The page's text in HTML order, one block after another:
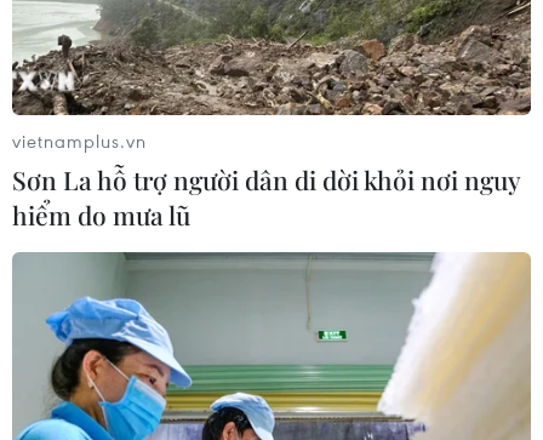
Xây dựng thương hiệu mạnh cho
doanh nghiệp Việt
03/08/2026 03:14
Savan 1 và hành trình 25 năm của
một tài sản nhiều tỷ đô
03/08/2026 01:24
Nghị quyết số 57- NQ/TW: Lấy doanh
vietnamplus.vn
Sơn La hỗ trợ người dân di dời khỏi nơi nguy
hiểm do mưa lũ